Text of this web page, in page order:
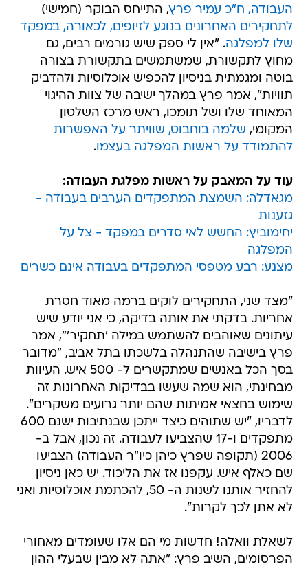
העבודה, ח"כ עמיר פרץ, התייחס הבוקר (חמישי)
לתחקירים האחרונים בנוגע לזיופים, לכאורה, במפקד
שלו למפלגה. "אין לי ספק שיש גורמים רבים, גם
מחוץ לתקשורת, שמשתמשים בתקשורת בצורה
בוטה ומגמתית בניסיון להכפיש אוכלוסיות ולהדביק
תוויות", אמר פרץ במהלך ישיבה של צוות ההיגוי
המאוחד שלו ושל תומכו, ראש מרכז השלטון
המקומי, שלמה בוחבוט, שוויתר על האפשרות
להתמודד על ראשות המפלגה בעצמו.
עוד על המאבק על ראשות מפלגת העבודה:
מגאדלה: השמצת המתפקדים הערבים בעבודה -
גזענות
יחימוביץ: החשש לאי סדרים במפקד - צל על
המפלגה
מצנע: רבע מטפסי המתפקדים בעבודה אינם כשרים
"מצד שני, התחקירים לוקים ברמה מאוד חסרת
אחריות. בדקתי את אותה בדיקה, כי אני יודע שיש
עיתונים שאוהבים להשתמש במילה 'תחקיר'", אמר
פרץ בישיבה שהתנהלה בלשכתו בתל אביב, "מדובר
בסך הכל באנשים שמתקשרים ל- 500 איש. העיוות
מבחינתי, הוא שמה שעשו בבדיקות האחרונות זה
שימוש בחצאי אמיתות שהם יותר גרועים משקרים".
לדבריו, "יש שתוהים כיצד ייתכן שבנתיבות ישנם 600
מתפקדים ו-17 שהצביעו לעבודה. זה נכון, אבל ב-
2006 (תקופה שפרץ כיהן כיו"ר העבודה) הצביעו
שם כאלף איש. עקפנו אז את הליכוד. יש כאן ניסיון
להחזיר אותנו לשנות ה- 50, להכתמת אוכלוסיות ואני
לא אתן לכך לקרות".
לשאלת וואלה! חדשות מי הם אלו שעומדים מאחורי
הפרסומים, השיב פרץ: "אתה לא מבין שבעלי ההון